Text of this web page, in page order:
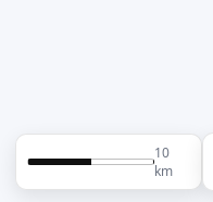
10
km